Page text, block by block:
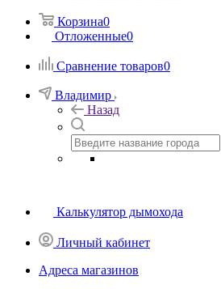
Корзина0
Отложенные0
Сравнение товаров0
Владимир
Назад
Калькулятор дымохода
Личный кабинет
Адреса магазинов